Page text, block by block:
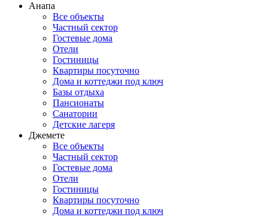
Анапа
Все объекты
Частный сектор
Гостевые дома
Отели
Гостиницы
Квартиры посуточно
Дома и коттеджи под ключ
Базы отдыха
Пансионаты
Санатории
Детские лагеря
Джемете
Все объекты
Частный сектор
Гостевые дома
Отели
Гостиницы
Квартиры посуточно
Дома и коттеджи под ключ